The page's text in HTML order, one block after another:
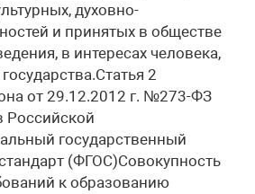
духовно-
и принятых в обществе
в интересах человека,
2
от 29.12.2012 г. №273-ФЗ
Российской
государственный
(ФГОС)Совокупность
к образованию